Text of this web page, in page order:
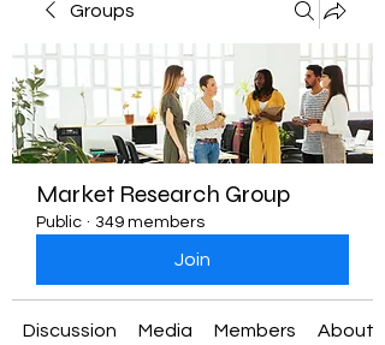
Groups
Market Research Group
Public · 349 members
Join
Discussion Media Members About